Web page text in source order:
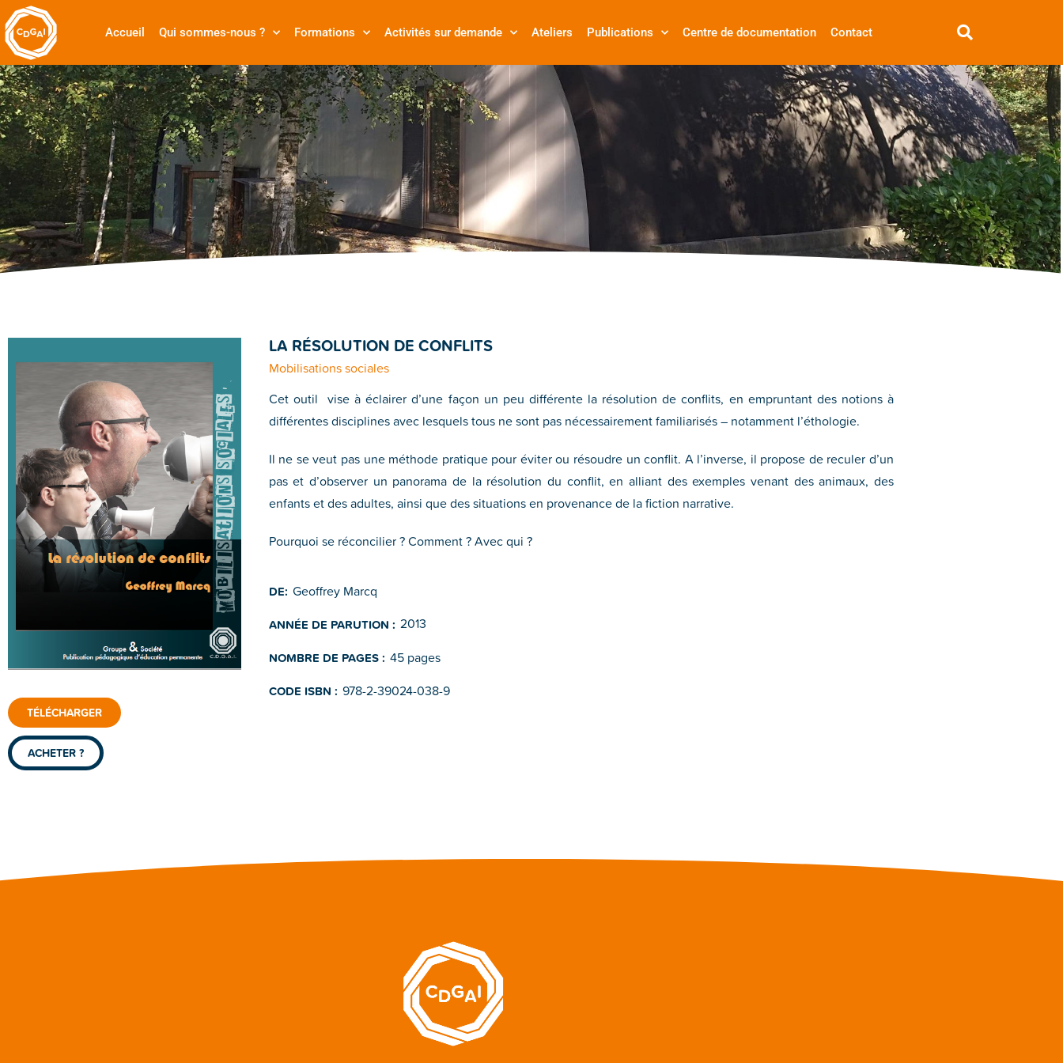
Accueil Qui sommes-nous ? Formations Activités sur demande Ateliers Publications Centre de documentation Contact
TÉLÉCHARGER
ACHETER ?
LA RÉSOLUTION DE CONFLITS
Mobilisations sociales
Cet outil vise à éclairer d’une façon un peu différente la résolution de conflits, en empruntant des notions à
différentes disciplines avec lesquels tous ne sont pas nécessairement familiarisés – notamment l’éthologie.
Il ne se veut pas une méthode pratique pour éviter ou résoudre un conflit. A l’inverse, il propose de reculer d’un
pas et d’observer un panorama de la résolution du conflit, en alliant des exemples venant des animaux, des
enfants et des adultes, ainsi que des situations en provenance de la fiction narrative.
Pourquoi se réconcilier ? Comment ? Avec qui ?
DE: Geoffrey Marcq
ANNÉE DE PARUTION : 2013
NOMBRE DE PAGES : 45 pages
CODE ISBN : 978-2-39024-038-9